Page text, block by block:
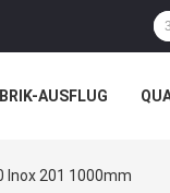
AUSFLUG
Inox 201 1000mm